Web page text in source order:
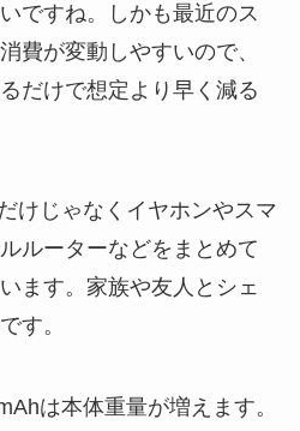
ですね。しかも最近のス
費が変動しやすいので、
だけで想定より早く減る
けじゃなくイヤホンやスマ
ルーターなどをまとめて
ます。家族や友人とシェ
す。
は本体重量が増えます。